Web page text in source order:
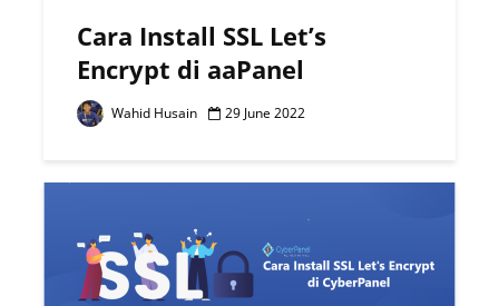
Cara Install SSL Let’s
Encrypt di aaPanel
Wahid Husain 29 June 2022